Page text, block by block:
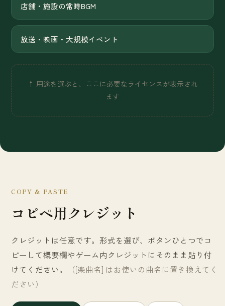
店舗・施設の常時BGM
放送・映画・大規模イベント
↑ 用途を選ぶと、ここに必要なライセンスが表示され
ます
COPY & PASTE
コピペ用クレジット
クレジットは任意です。形式を選び、ボタンひとつでコ
ピーして概要欄やゲーム内クレジットにそのまま貼り付
けてください。
（[楽曲名] はお使いの曲名に置き換えてく
ださい）